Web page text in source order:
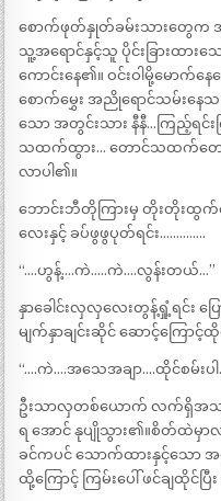
စောက်ဖုတ်နှုတ်ခမ်းသားတွေက အ
သူ့အရောင်နှင့်သူ ပိုင်းခြားထာ
ကောင်းနေ၏။ ဝင်းဝါမို့မောက်န
စောက်မွှေး အညိုရောင်သမ်းနေ
သော အတွင်းသား နီနီ…ကြည့်ရင်
သထက်ထွား… တောင်သထက်တ
လာပါ၏။
ဘောင်းဘီတိုကြားမှ တိုးတိုးထွ
လေးနှင့် ခပ်ဖွဖွပုတ်ရင်း…………..
“….ဟွန့်….ကဲ…..ကဲ….လွန်းတယ်…”
နှာခေါင်းလှလှလေးတွန့်ရှုံ့ရင်း
မျက်နှာချင်းဆိုင် ဆောင့်ကြောင့်
“….ကဲ….အသေအချာ….ထိုင်စမ်း
ဦးသာလှတစ်ယောက် လက်ရှိအသ
ရ အောင် နုပျိုသွား၏။စိတ်ထဲမှာ
ခင်ကပင် သောက်ထားနှင့်သော
ထို့ကြောင့် ကြမ်းပေါ် ဖင်ချထိုင်ပ